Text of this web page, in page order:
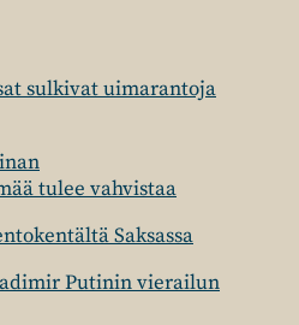
sulkivat uimarantoja
tulee vahvistaa
Saksassa
Putinin vierailun